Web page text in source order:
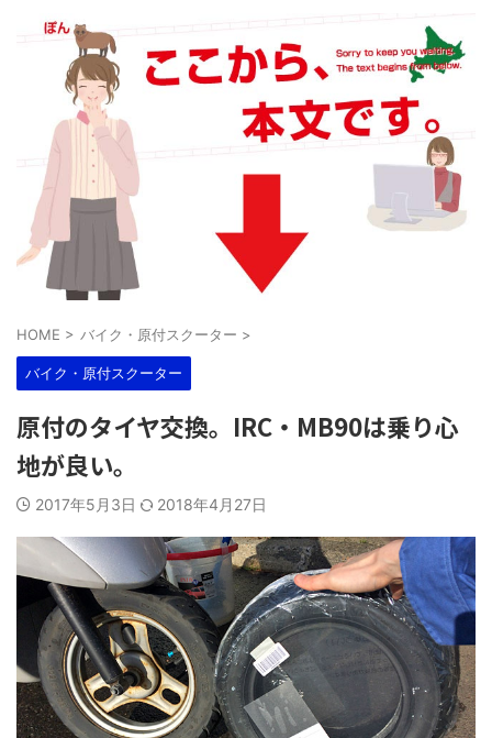
HOME > バイク・原付スクーター >
バイク・原付スクーター
原付のタイヤ交換。IRC・MB90は乗り心
地が良い。
2017年5月3日 2018年4月27日